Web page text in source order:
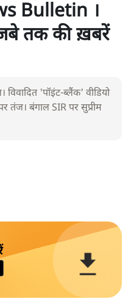
Bulletin ।
तक की ख़बरें
'पॉइंट-ब्लैंक' वीडियो
तंज। बंगाल SIR पर सुप्रीम